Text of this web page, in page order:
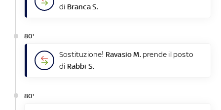
di Branca S.
80'
Sostituzione! Ravasio M.prende il posto
di Rabbi S.
80'